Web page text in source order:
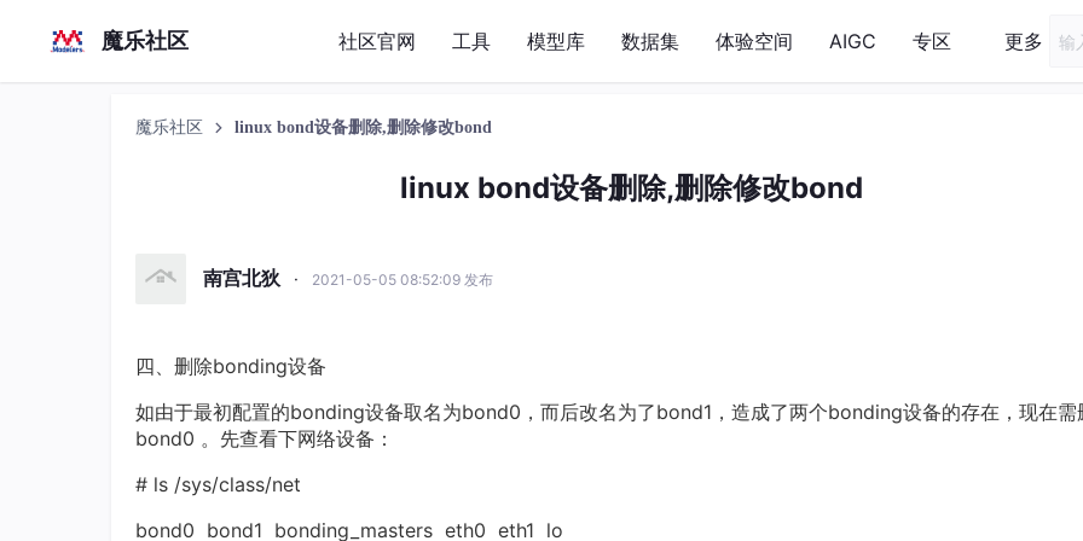
魔乐社区 社区官网 工具 模型库 数据集 体验空间 AIGC 专区 更多
魔乐社区 linux bond设备删除,删除修改bond
linux bond设备删除,删除修改bond
南宫北狄 · 2021-05-05 08:52:09 发布
四、删除bonding设备
如由于最初配置的bonding设备取名为bond0，而后改名为了bond1，造成了两个bonding设备的存在，现在需
bond0 。先查看下网络设备：
# ls /sys/class/net
bond0 bond1 bonding_masters eth0 eth1 lo